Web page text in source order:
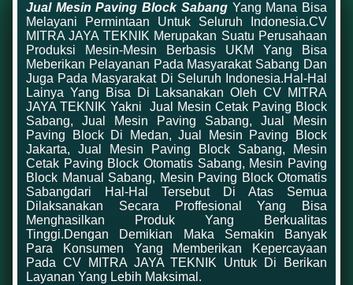
Jual Mesin Paving Block Sabang Yang Mana Bisa
Melayani Permintaan Untuk Seluruh Indonesia.CV
MITRA JAYA TEKNIK Merupakan Suatu Perusahaan
Produksi Mesin-Mesin Berbasis UKM Yang Bisa
Meberikan Pelayanan Pada Masyarakat Sabang Dan
Juga Pada Masyarakat Di Seluruh Indonesia.hal-Hal
Lainya Yang Bisa Di Laksanakan Oleh CV MITRA
JAYA TEKNIK Yakni Jual Mesin Cetak Paving Block
Sabang, Jual Mesin Paving Sabang, Jual Mesin
Paving Block Di Medan, Jual Mesin Paving Block
Jakarta, Jual Mesin Paving Block Sabang, Mesin
Cetak Paving Block Otomatis Sabang, Mesin Paving
Block Manual Sabang, Mesin Paving Block Otomatis
SabangDari Hal-Hal Tersebut Di Atas Semua
Dilaksanakan Secara Proffesional Yang Bisa
Menghasilkan Produk Yang Berkualitas
Tinggi.Dengan Demikian Maka Semakin Banyak
Para Konsumen Yang Memberikan Kepercayaan
Pada CV MITRA JAYA TEKNIK Untuk Di Berikan
Layanan Yang Lebih Maksimal.